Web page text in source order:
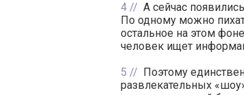
4
А сейчас
По одному можно
остальное на этом
человек ищет
5
Поэтому
развлекательных